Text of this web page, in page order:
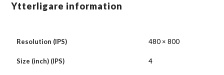
Ytterligare information
Resolution (IPS) 480 × 800
Size (inch) (IPS) 4